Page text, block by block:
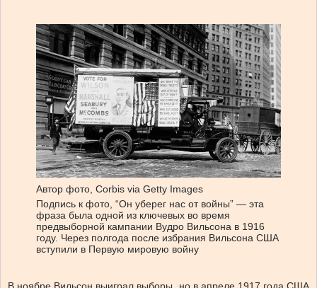
Автор фото, Corbis via Getty Images
Подпись к фото, “Он уберег нас от войны” — эта
фраза была одной из ключевых во время
предвыборной кампании Вудро Вильсона в 1916
году. Через полгода после избрания Вильсона США
вступили в Первую мировую войну
В ноябре Вильсон выиграл выборы, но в апреле 1917 года США